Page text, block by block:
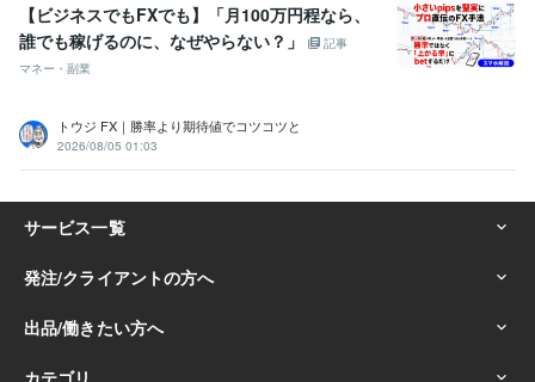
【ビジネスでもFXでも】「月100万円程なら、
誰でも稼げるのに、なぜやらない？」
記事
マネー・副業
トウジ FX｜勝率より期待値でコツコツと
2026/08/05 01:03